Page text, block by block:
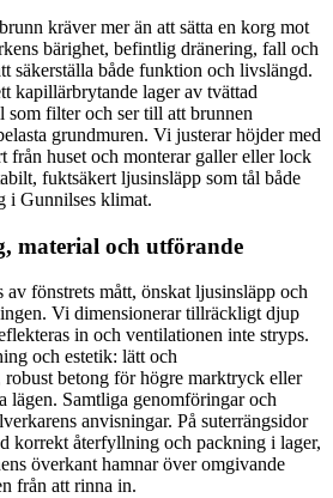
kräver mer än att sätta en korg mot
bärighet, befintlig dränering, fall och
säkerställa både funktion och livslängd.
kapillärbrytande lager av tvättad
som filter och ser till att brunnen
grundmuren. Vi justerar höjder med
från huset och monterar galler eller lock
fuktsäkert ljusinsläpp som tål både
i Gunnilses klimat.
material och utförande
fönstrets mått, önskat ljusinsläpp och
Vi dimensionerar tillräckligt djup
in och ventilationen inte stryps.
och estetik: lätt och
robust betong för högre marktryck eller
lägen. Samtliga genomföringar och
anvisningar. På suterrängsidor
korrekt återfyllning och packning i lager,
överkant hamnar över omgivande
från att rinna in.